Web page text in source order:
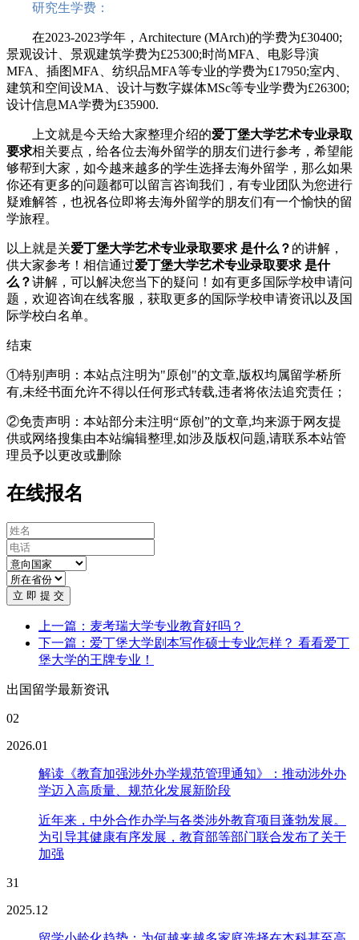
研究生学费：
在2023-2023学年，Architecture (MArch)的学费为£30400;
景观设计、景观建筑学费为£25300;时尚MFA、电影导演
MFA、插图MFA、纺织品MFA等专业的学费为£17950;室内、
建筑和空间设MA、设计与数字媒体MSc等专业学费为£26300;
设计信息MA学费为£35900.
上文就是今天给大家整理介绍的爱丁堡大学艺术专业录取
要求相关要点，给各位去海外留学的朋友们进行参考，希望能
够帮到大家，如今越来越多的学生选择去海外留学，那么如果
你还有更多的问题都可以留言咨询我们，有专业团队为您进行
疑难解答，也祝各位即将去海外留学的朋友们有一个愉快的留
学旅程。
以上就是关爱丁堡大学艺术专业录取要求 是什么？ 的讲解，
供大家参考！相信通过爱丁堡大学艺术专业录取要求 是什
么？讲解，可以解决您当下的疑问！如有更多国际学校申请问
题，欢迎咨询在线客服 ，获取更多的国际学校申请资讯以及国
际学校白名单。
结束
①特别声明：本站点注明为"原创"的文章,版权均属留学桥所
有,未经书面允许不得以任何形式转载,违者将依法追究责任；
②免责声明：本站部分未注明“原创”的文章,均来源于网友提
供或网络搜集由本站编辑整理,如涉及版权问题,请联系本站管
理员予以更改或删除
在线报名
立 即 提 交
上一篇：麦考瑞大学专业教育好吗？
下一篇：爱丁堡大学剧本写作硕士专业怎样？ 看看爱丁
堡大学的王牌专业！
出国留学最新资讯
02
2026.01
解读《教育加强涉外办学规范管理通知》：推动涉外办
学迈入高质量、规范化发展新阶段
近年来，中外合作办学与各类涉外教育项目蓬勃发展。
为引导其健康有序发展，教育部等部门联合发布了关于
加强
31
2025.12